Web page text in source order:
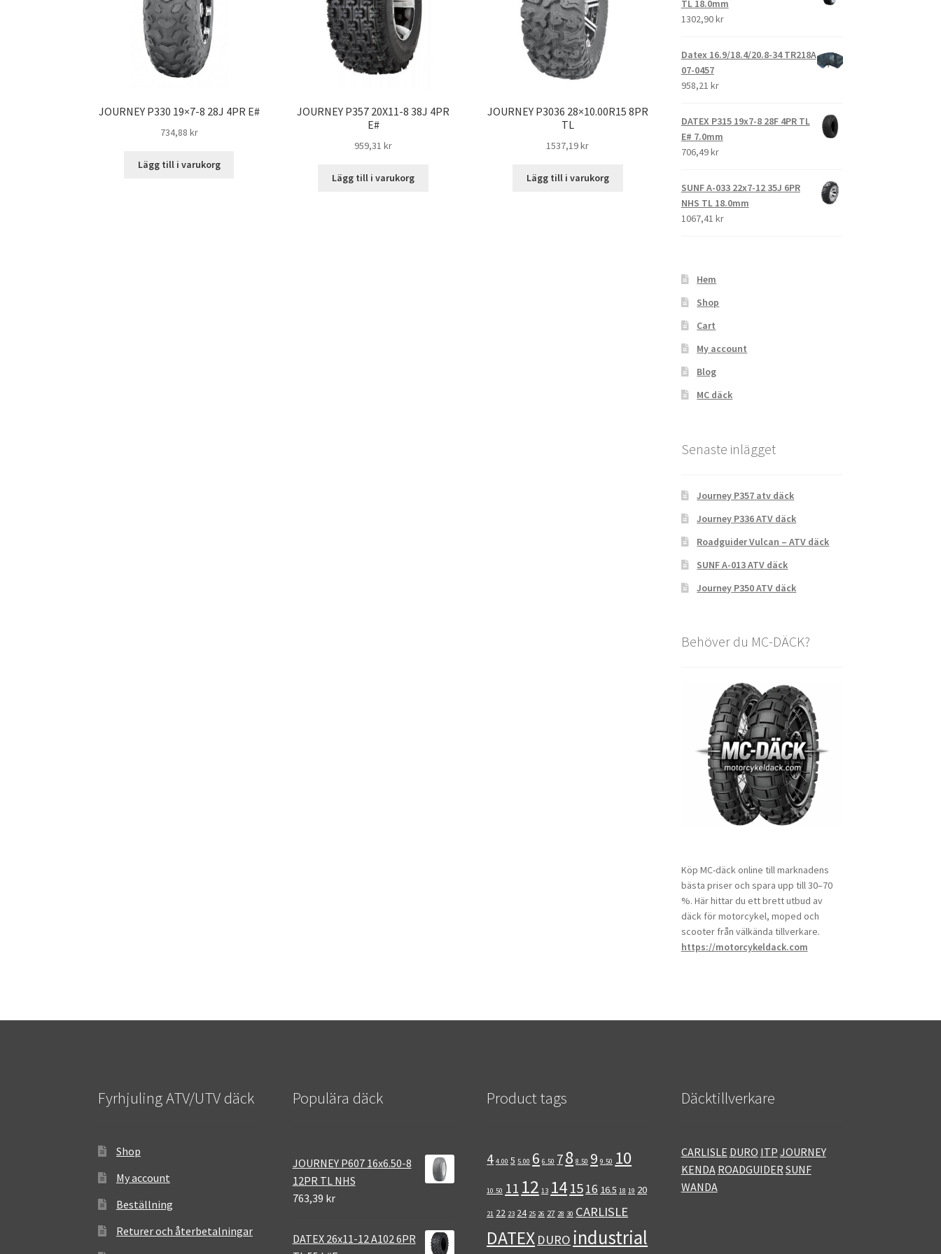
JOURNEY P330 19×7-8 28J 4PR E#
734,88 kr
Lägg till i varukorg
JOURNEY P357 20X11-8 38J 4PR
E#
959,31 kr
Lägg till i varukorg
JOURNEY P3036 28×10.00R15 8PR
TL
1537,19 kr
Lägg till i varukorg
TL 18.0mm
1302,90 kr
Datex 16.9/18.4/20.8-34 TR218A
07-0457
958,21 kr
DATEX P315 19x7-8 28F 4PR TL
E# 7.0mm
706,49 kr
SUNF A-033 22x7-12 35J 6PR
NHS TL 18.0mm
1067,41 kr
Hem
Shop
Cart
My account
Blog
MC däck
Senaste inlägget
Journey P357 atv däck
Journey P336 ATV däck
Roadguider Vulcan – ATV däck
SUNF A-013 ATV däck
Journey P350 ATV däck
Behöver du MC-DÄCK?
Köp MC-däck online till marknadens
bästa priser och spara upp till 30–70
%. Här hittar du ett brett utbud av
däck för motorcykel, moped och
scooter från välkända tillverkare.
https://motorcykeldack.com
Fyrhjuling ATV/UTV däck
Shop
My account
Beställning
Returer och återbetalningar
Populära däck
JOURNEY P607 16x6.50-8
12PR TL NHS
763,39 kr
DATEX 26x11-12 A102 6PR
Product tags
4 4.00 5 5.00 6 6.50 78 8.50 9 9.50 10
10.50 11 12 13 141516 16.5 18 19 20
21 22 23 24 25 26 27 28 30 CARLISLE
DATEX DURO industrial
Däcktillverkare
CARLISLE DURO ITP JOURNEY
KENDA ROADGUIDER SUNF
WANDA